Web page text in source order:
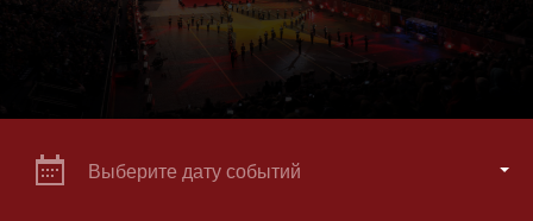
Выберите дату событий